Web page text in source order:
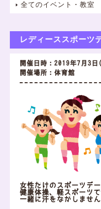
全てのイベント・教室
レディーススポーツ
開催日時：2019年7月3
開催場所：体育館
女性だけのスポーツデ
健康体操、軽スポーツで
一緒に汗をながしませ